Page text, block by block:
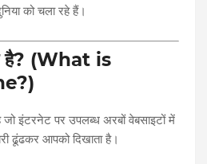
को चला रहे हैं।
है? (What is
इंटरनेट पर उपलब्ध अरबों वेबसाइटों में
ढूंढकर आपको दिखाता है।